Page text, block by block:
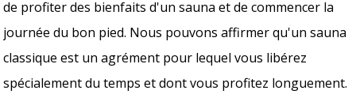
de profiter des bienfaits d'un sauna et de commencer la
journée du bon pied. Nous pouvons affirmer qu'un sauna
classique est un agrément pour lequel vous libérez
spécialement du temps et dont vous profitez longuement.